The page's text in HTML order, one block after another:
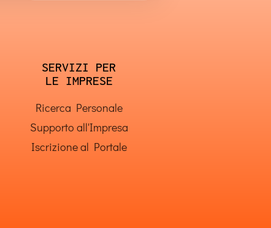
SERVIZI PER
LE IMPRESE
Ricerca Personale
Supporto all'Impresa
Iscrizione al Portale